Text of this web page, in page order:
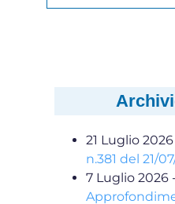
21 Luglio 2026
n.381 del 21/
7 Luglio 2026